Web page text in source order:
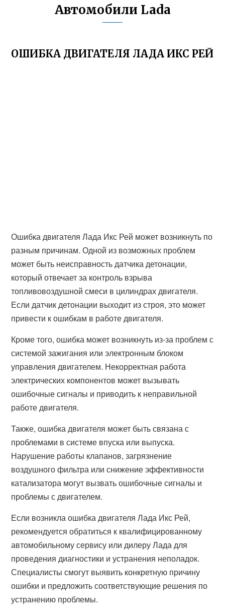
Автомобили Lada
ОШИБКА ДВИГАТЕЛЯ ЛАДА ИКС РЕЙ
Ошибка двигателя Лада Икс Рей может возникнуть по
разным причинам. Одной из возможных проблем
может быть неисправность датчика детонации,
который отвечает за контроль взрыва
топливовоздушной смеси в цилиндрах двигателя.
Если датчик детонации выходит из строя, это может
привести к ошибкам в работе двигателя.
Кроме того, ошибка может возникнуть из-за проблем с
системой зажигания или электронным блоком
управления двигателем. Некорректная работа
электрических компонентов может вызывать
ошибочные сигналы и приводить к неправильной
работе двигателя.
Также, ошибка двигателя может быть связана с
проблемами в системе впуска или выпуска.
Нарушение работы клапанов, загрязнение
воздушного фильтра или снижение эффективности
катализатора могут вызвать ошибочные сигналы и
проблемы с двигателем.
Если возникла ошибка двигателя Лада Икс Рей,
рекомендуется обратиться к квалифицированному
автомобильному сервису или дилеру Лада для
проведения диагностики и устранения неполадок.
Специалисты смогут выявить конкретную причину
ошибки и предложить соответствующие решения по
устранению проблемы.